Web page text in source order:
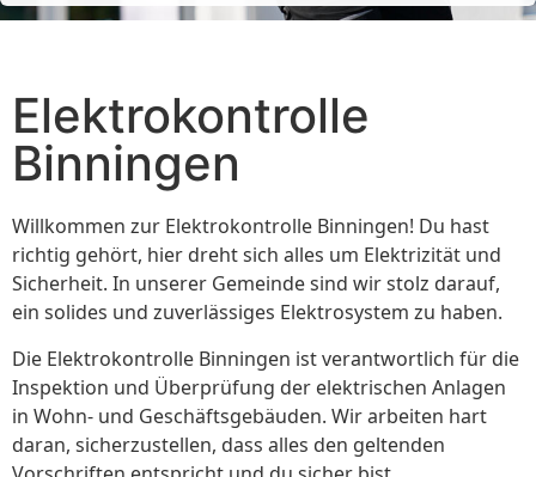
Elektrokontrolle
Binningen
Willkommen zur Elektrokontrolle Binningen! Du hast
richtig gehört, hier dreht sich alles um Elektrizität und
Sicherheit. In unserer Gemeinde sind wir stolz darauf,
ein solides und zuverlässiges Elektrosystem zu haben.
Die Elektrokontrolle Binningen ist verantwortlich für die
Inspektion und Überprüfung der elektrischen Anlagen
in Wohn- und Geschäftsgebäuden. Wir arbeiten hart
daran, sicherzustellen, dass alles den geltenden